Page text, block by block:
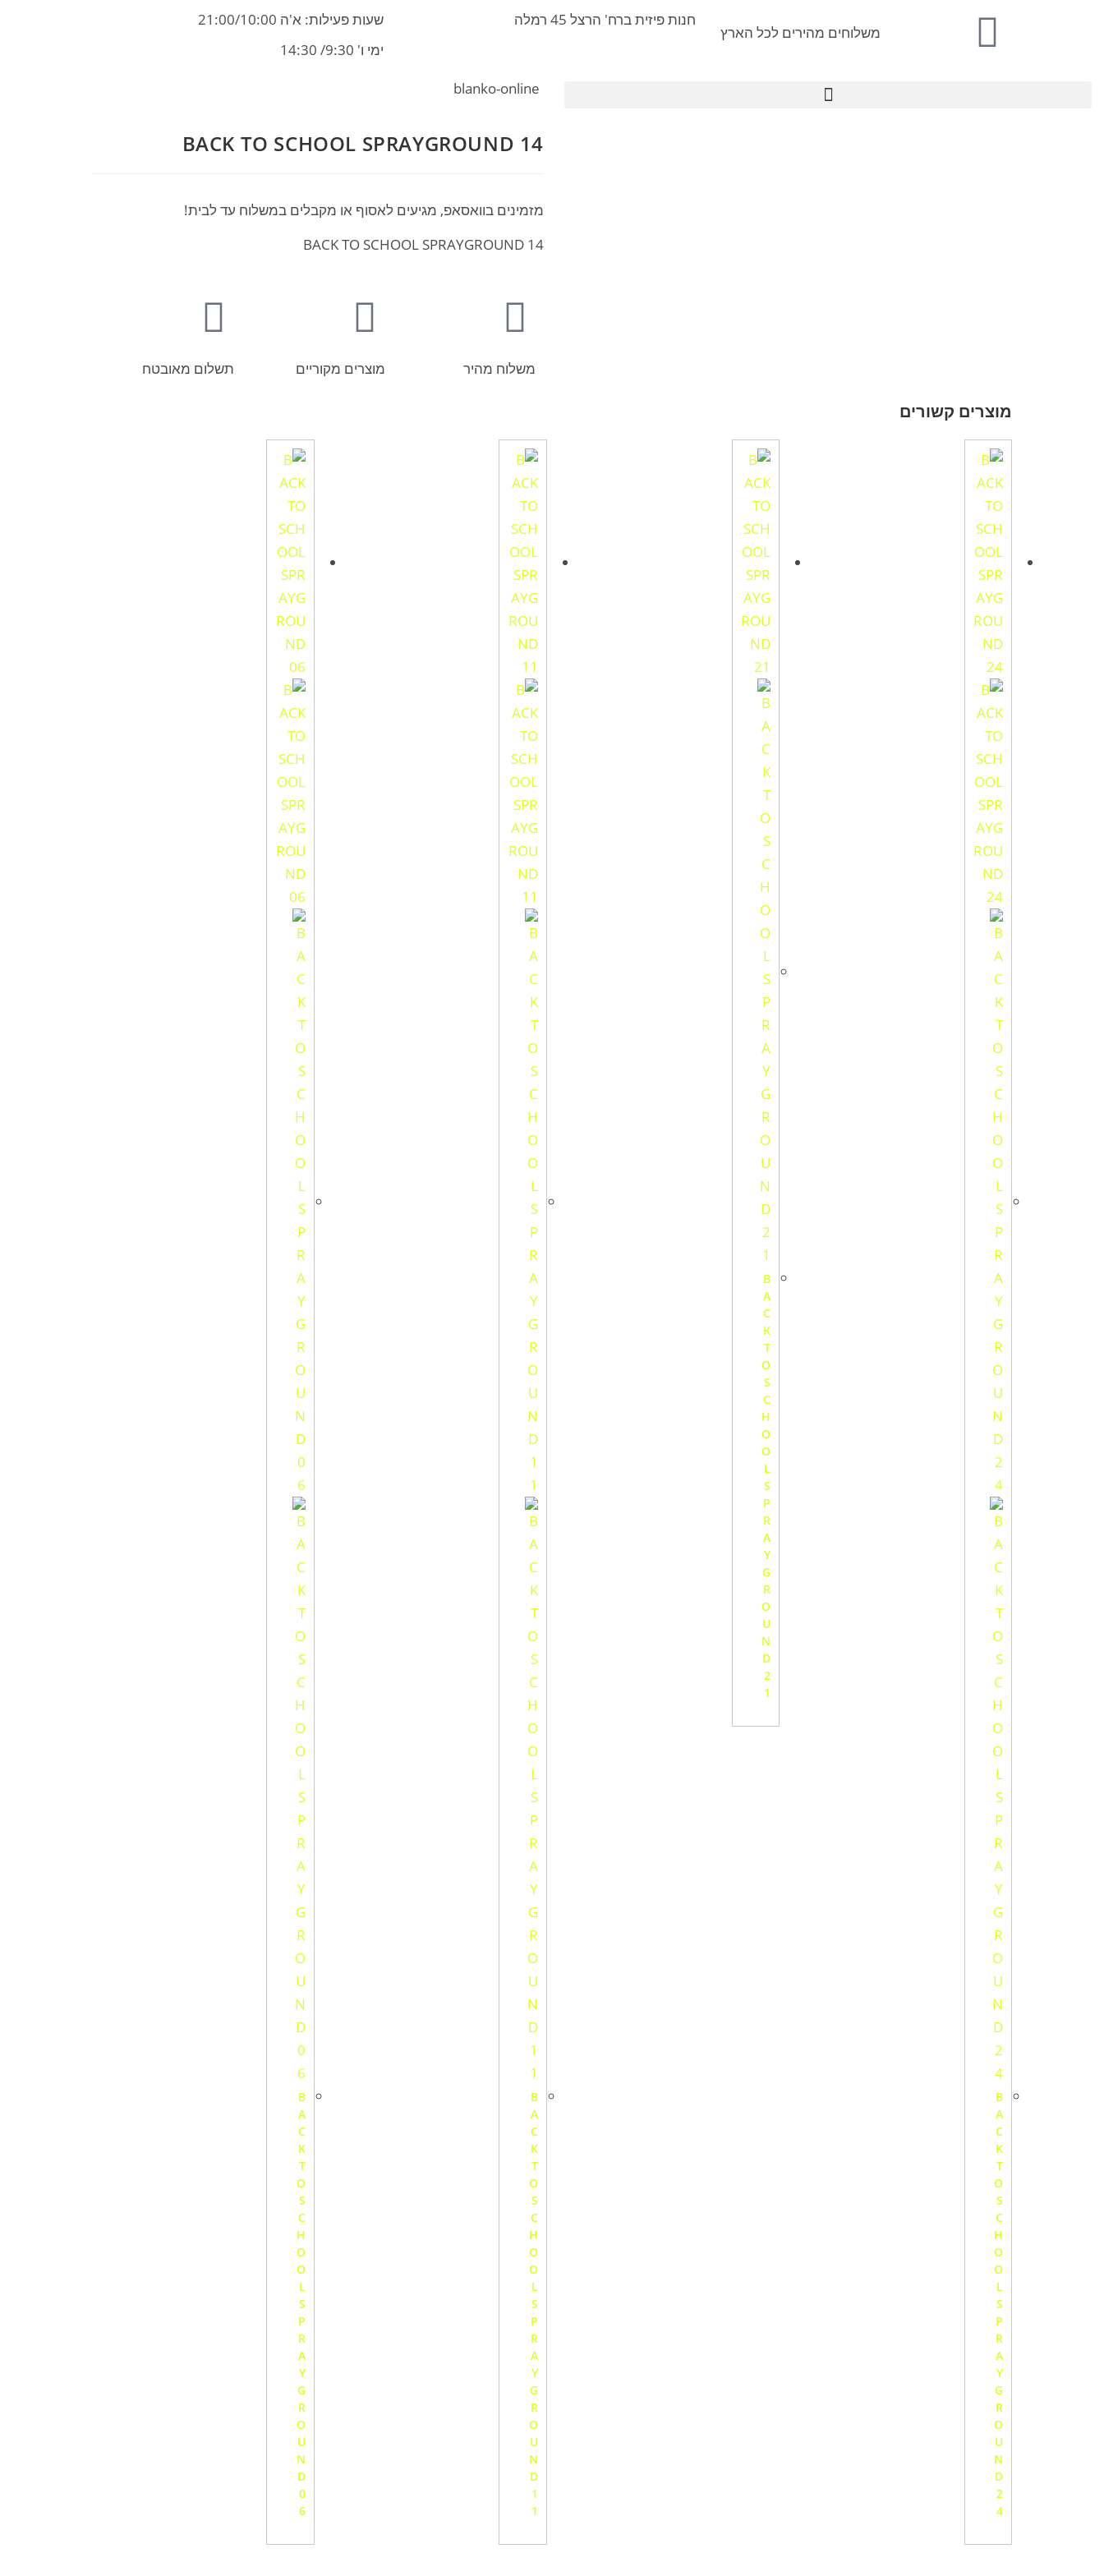
משלוחים מהירים לכל הארץ
חנות פיזית ברח' הרצל 45 רמלה
שעות פעילות: א'ה 21:00/10:00
ימי ו' 9:30/ 14:30
blanko-online
BACK TO SCHOOL SPRAYGROUND 14
מזמינים בוואסאפ, מגיעים לאסוף או מקבלים במשלוח עד לבית!
BACK TO SCHOOL SPRAYGROUND 14
משלוח מהיר מוצרים מקוריים תשלום מאובטח
מוצרים קשורים
B
A
C
K
T
O
S
C
H
O
O
L
S
P
R
A
Y
G
R
O
U
N
D
2
4
B
A
C
K
T
O
S
C
H
O
O
L
S
P
R
A
Y
G
R
O
U
N
D
2
1
B
A
C
K
T
O
S
C
H
O
O
L
S
P
R
A
Y
G
R
O
U
N
D
1
1
B
A
C
K
T
O
S
C
H
O
O
L
S
P
R
A
Y
G
R
O
U
N
D
0
6